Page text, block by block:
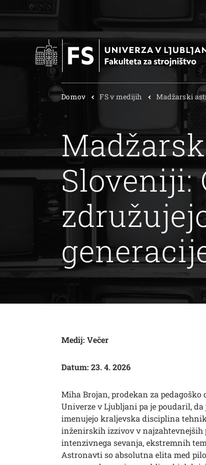
Domov FS v medijih Madžarski
Sloveniji:
Medij: Večer
Datum: 23. 4. 2026
Miha Brojan, prodekan za
Univerze v Ljubljani pa je poudaril,
imenujejo kraljevska disciplina
inženirskih izzivov v najzahtevnejših
intenzivnega sevanja, ekstremnih
Astronavti so absolutna elita med